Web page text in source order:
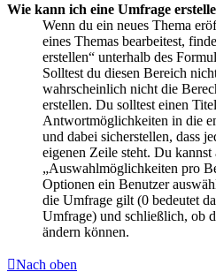
Wie kann ich eine Umfrage
Wenn du ein neues Thema
eines Themas bearbeitest,
erstellen“ unterhalb des
Solltest du diesen Bereich
wahrscheinlich nicht die
erstellen. Du solltest einen
Antwortmöglichkeiten in die
und dabei sicherstellen, dass
eigenen Zeile steht. Du kannst
„Auswahlmöglichkeiten pro
Optionen ein Benutzer
die Umfrage gilt (0 bedeutet
Umfrage) und schließlich, ob
ändern können.
Nach oben